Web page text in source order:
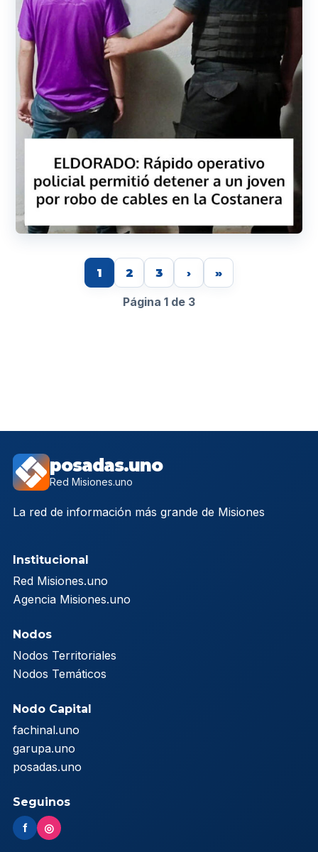
1 2 3 › »
Página 1 de 3
posadas.uno
Red Misiones.uno
La red de información más grande de Misiones
Institucional
Red Misiones.uno
Agencia Misiones.uno
Nodos
Nodos Territoriales
Nodos Temáticos
Nodo Capital
fachinal.uno
garupa.uno
posadas.uno
Seguinos
f ◎